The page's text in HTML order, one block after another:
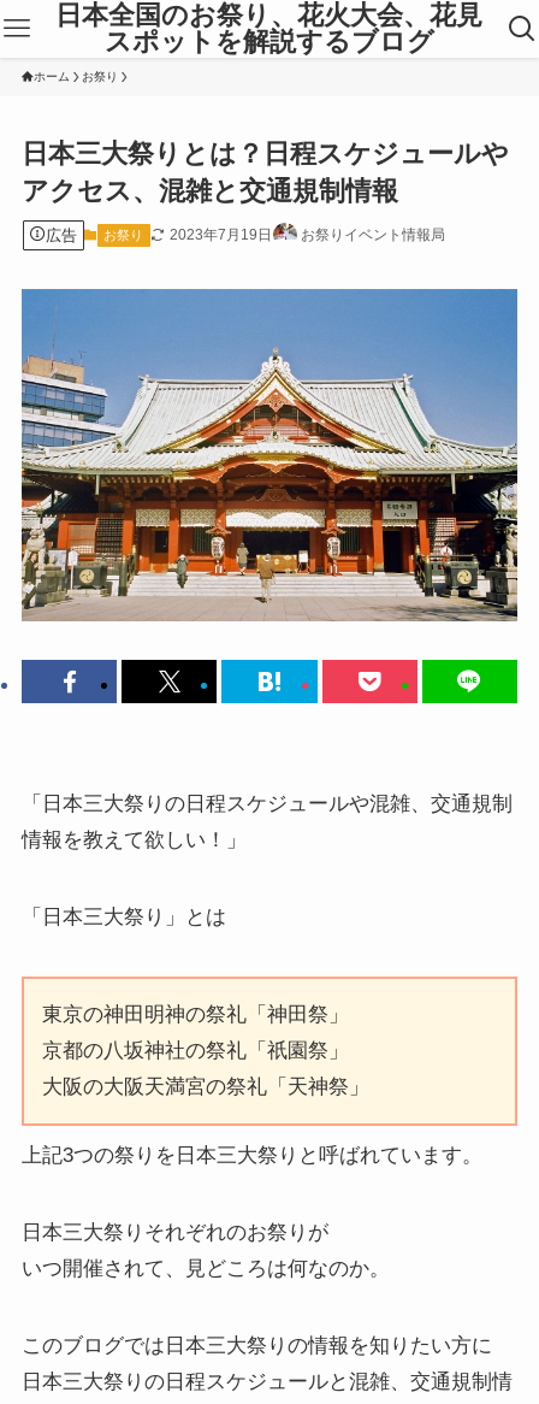
日本全国のお祭り、花火大会、花見
スポットを解説するブログ
ホーム お祭り
日本三大祭りとは？日程スケジュールや
アクセス、混雑と交通規制情報
広告 お祭り 2023年7月19日 お祭りイベント情報局
「日本三大祭りの日程スケジュールや混雑、交通規制
情報を教えて欲しい！」
「日本三大祭り」 とは
東京の神田明神の祭礼「神田祭」
京都の八坂神社の祭礼「祇園祭」
大阪の大阪天満宮の祭礼「天神祭」
上記3つの祭りを日本三大祭りと呼ばれています。
日本三大祭りそれぞれのお祭りが
いつ開催されて、見どころは何なのか。
このブログでは 日本三大祭りの情報を知りたい方に
日本三大祭りの日程スケジュールと混雑、交通規制情